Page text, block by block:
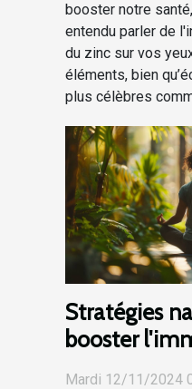
booster notre
entendu parler de
du zinc sur vos
éléments, bien
plus célèbres
Stratégies
booster
Mardi 12/11/2024